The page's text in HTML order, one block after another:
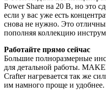
Power Share на 20 В, но это
если у вас уже есть
снова не нужно. Это
пополняя коллекцию
Работайте прямо сейчас
Большие полноразмерные
для детальной работы.
Crafter нагревается так же
им намного проще и удобнее.